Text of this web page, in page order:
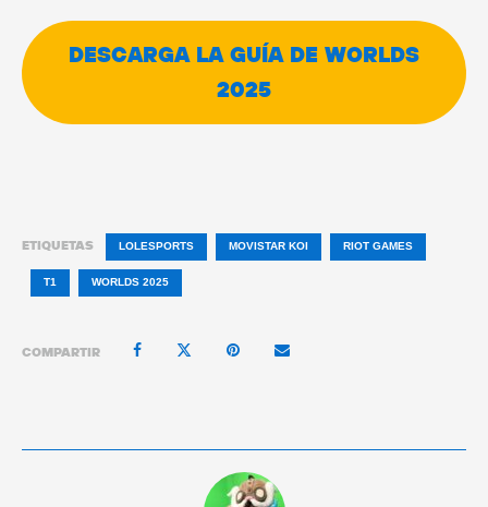
DESCARGA LA GUÍA DE WORLDS
2025
ETIQUETAS LOLESPORTS MOVISTAR KOI RIOT GAMES
T1 WORLDS 2025
COMPARTIR